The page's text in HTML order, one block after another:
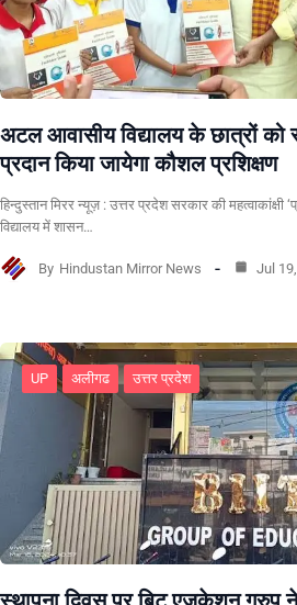
अटल आवासीय विद्यालय के छात्रों को
प्रदान किया जायेगा कौशल प्रशिक्षण
हिन्दुस्तान मिरर न्यूज़ : उत्तर प्रदेश सरकार की
विद्यालय में शासन…
By Hindustan Mirror News Jul
UP अलीगढ उत्तर प्रदेश